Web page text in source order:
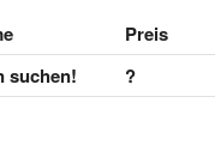
Preis
suchen!
?